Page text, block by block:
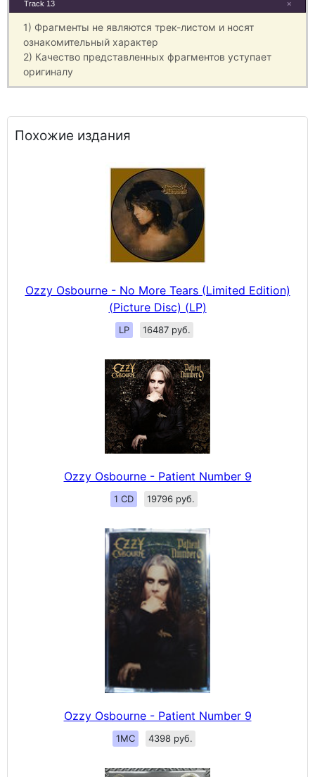
×
Track 13
1) Фрагменты не являются трек-листом и носят
ознакомительный характер
2) Качество представленных фрагментов уступает
оригиналу
Похожие издания
Ozzy Osbourne - No More Tears (Limited Edition)
(Picture Disc) (LP)
LP 16487 руб.
Ozzy Osbourne - Patient Number 9
1 CD 19796 руб.
Ozzy Osbourne - Patient Number 9
1MC 4398 руб.